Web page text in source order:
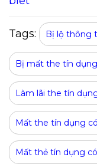
Tags: Bị lộ thông
Bị mất the tín
Làm lãi the tín
Mất the tín dụng
Mất thẻ tín dụng